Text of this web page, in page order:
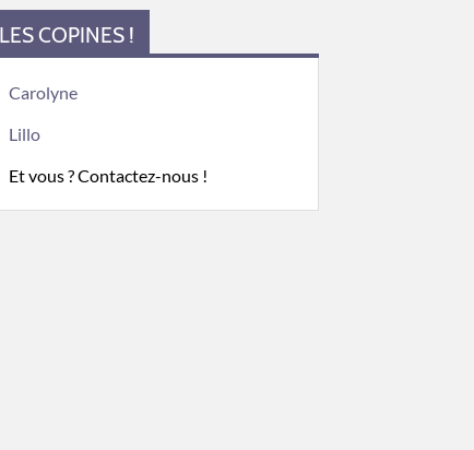
LES COPINES !
Carolyne
Lillo
Et vous ? Contactez-nous !